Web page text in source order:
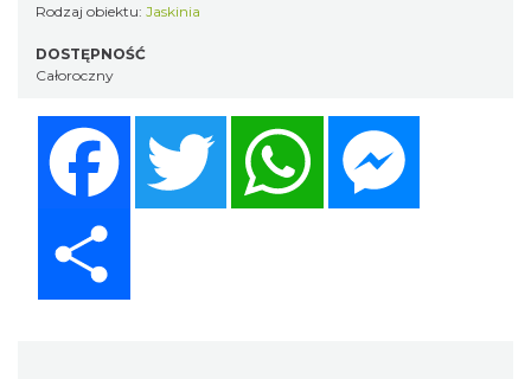
Rodzaj obiektu: Jaskinia
DOSTĘPNOŚĆ
Całoroczny
Twitter WhatsApp